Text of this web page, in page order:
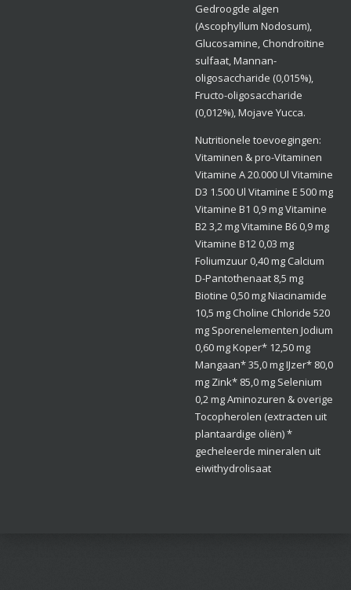
Gedroogde algen
(Ascophyllum Nodosum),
Glucosamine, Chondroïtine
sulfaat, Mannan-
oligosaccharide (0,015%),
Fructo-oligosaccharide
(0,012%), Mojave Yucca.
Nutritionele toevoegingen:
Vitaminen & pro-Vitaminen
Vitamine A 20.000 Ul Vitamine
D3 1.500 Ul Vitamine E 500 mg
Vitamine B1 0,9 mg Vitamine
B2 3,2 mg Vitamine B6 0,9 mg
Vitamine B12 0,03 mg
Foliumzuur 0,40 mg Calcium
D-Pantothenaat 8,5 mg
Biotine 0,50 mg Niacinamide
10,5 mg Choline Chloride 520
mg Sporenelementen Jodium
0,60 mg Koper* 12,50 mg
Mangaan* 35,0 mg IJzer* 80,0
mg Zink* 85,0 mg Selenium
0,2 mg Aminozuren & overige
Tocopherolen (extracten uit
plantaardige oliën) *
gecheleerde mineralen uit
eiwithydrolisaat